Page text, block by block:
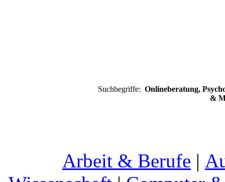
Suchbegriffe: Onlineberatung,
&
Arbeit & Berufe |